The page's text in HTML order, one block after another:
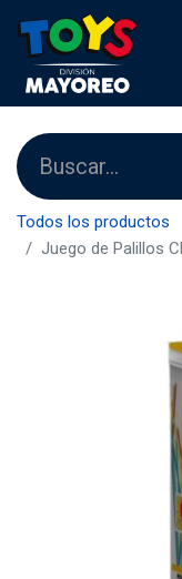
Todos los productos
Juego de Palillos